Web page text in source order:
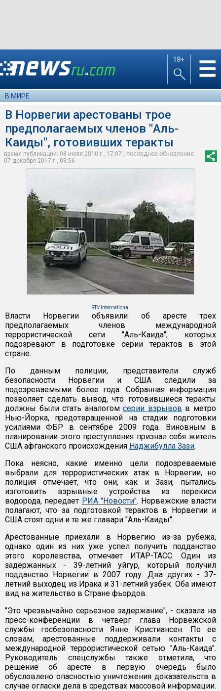
18+ ☰
В МИРЕ
В Норвегии арестованы трое
предполагаемых членов "Аль-
Каиды", готовивших теракты
время публикации: 08 июля 2010 г., 17:07 | последнее обновление:
07 декабря 2017 г., 08:56
RTV International
Власти Норвегии объявили об аресте трех
предполагаемых членов международной
террористической сети "Аль-Каида", которых
подозревают в подготовке серии терактов в этой
стране.
По данным полиции, представители служб
безопасности Норвегии и США следили за
подозреваемыми более года. Собранная информация
позволяет сделать вывод, что готовившиеся теракты
должны были стать аналогомсерии взрывов в метро
Нью-Йорка, предотвращенной на стадии подготовки
усилиями ФБР в сентябре 2009 года. Виновным в
планировании этого преступления признал себя житель
США афганского происхождения Наджибулла Зази.
Пока неясно, какие именно цели подозреваемые
выбрали для террористических атак в Норвегии, но
полиция отмечает, что они, как и Зази, пытались
изготовить взрывные устройства из перекиси
водорода, передает РИА "Новости". Норвежские власти
полагают, что за подготовкой терактов в Норвегии и
США стоят одни и те же главари "Аль-Каиды".
Арестованные приехали в Норвегию из-за рубежа,
однако один из них уже успел получить подданство
этого королевства, отмечает ИТАР-ТАСС. Один из
задержанных - 39-летний уйгур, который получил
подданство Норвегии в 2007 году. Два других - 37-
летний выходец из Ирака и 31-летний узбек. Оба имеют
вид на жительство в Стране фьордов.
"Это чрезвычайно серьезное задержание", - сказала на
пресс-конференции в четверг глава Норвежской
службы госбезопасности Янне Кристиансен. По ее
словам, арестованные поддерживали контакты с
международной террористической сетью "Аль-Каида".
Руководитель спецслужбы также отметила, что
решение об аресте в первую очередь было
обусловлено опасностью уничтожения доказательств в
случае огласки дела в средствах массовой информации.